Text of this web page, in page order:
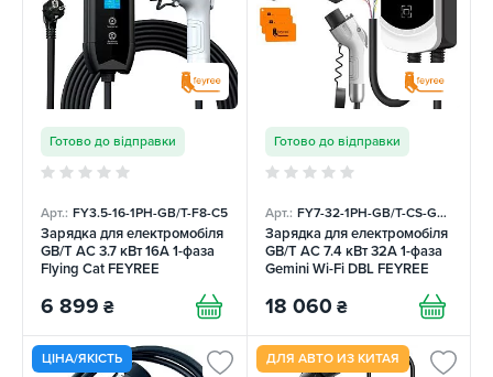
Готово до відправки
Арт.: FY3.5-16-1PH-GB/T-F8-C5
Зарядка для електромобіля
GB/T AC 3.7 кВт 16A 1-фаза
Flying Cat FEYREE
6 899 ₴
Готово до відправки
Арт.: FY7-32-1PH-GB/T-CS-GEM-DLB
Зарядка для електромобіля
GB/T AC 7.4 кВт 32A 1-фаза
Gemini Wi-Fi DBL FEYREE
18 060 ₴
ЦІНА/ЯКІСТЬ ДЛЯ АВТО ИЗ КИТАЯ